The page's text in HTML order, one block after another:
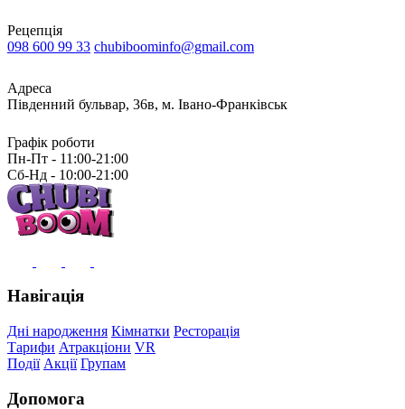
Рецепція
098 600 99 33 chubiboominfo@gmail.com
Адреса
Південний бульвар, 36в, м. Івано-Франківськ
Графік роботи
Пн-Пт - 11:00-21:00
Сб-Нд - 10:00-21:00
Навігація
Дні народження Кімнатки Ресторація
Тарифи Атракціони VR
Події Акції Групам
Допомога